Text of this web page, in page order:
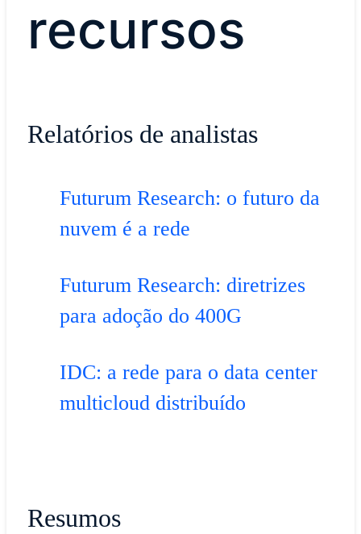
recursos
Relatórios de analistas
Futurum Research: o futuro da
nuvem é a rede
Futurum Research: diretrizes
para adoção do 400G
IDC: a rede para o data center
multicloud distribuído
Resumos